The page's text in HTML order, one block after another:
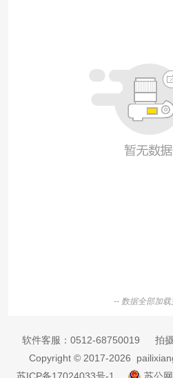
-- 数据全部加载
软件客服： 0512-68750019 拍
Copyright © 2017-2026
苏ICP备17024033号-1
苏公